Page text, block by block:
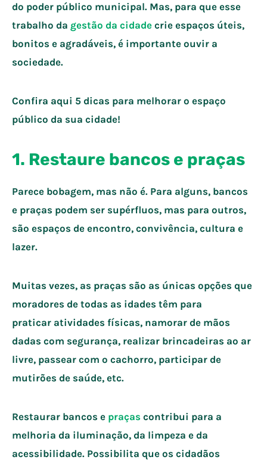
do poder público municipal. Mas, para que esse
trabalho da gestão da cidade crie espaços úteis,
bonitos e agradáveis, é importante ouvir a
sociedade.
Confira aqui 5 dicas para melhorar o espaço
público da sua cidade!
1. Restaure bancos e praças
Parece bobagem, mas não é. Para alguns, bancos
e praças podem ser supérfluos, mas para outros,
são espaços de encontro, convivência, cultura e
lazer.
Muitas vezes, as praças são as únicas opções que
moradores de todas as idades têm para
praticar atividades físicas, namorar de mãos
dadas com segurança, realizar brincadeiras ao ar
livre, passear com o cachorro, participar de
mutirões de saúde, etc.
Restaurar bancos e praças contribui para a
melhoria da iluminação, da limpeza e da
acessibilidade. Possibilita que os cidadãos